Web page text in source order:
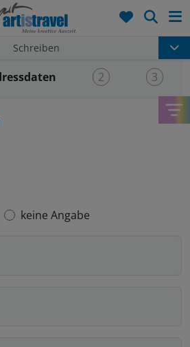
Schreiben
Schritt: 2 3
keine Angabe